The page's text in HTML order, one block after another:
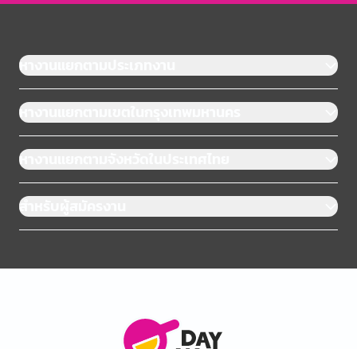
หางานแยกตามประเภทงาน
หางานแยกตามเขตในกรุงเทพมหานคร
หางานแยกตามจังหวัดในประเทศไทย
สำหรับผู้สมัครงาน